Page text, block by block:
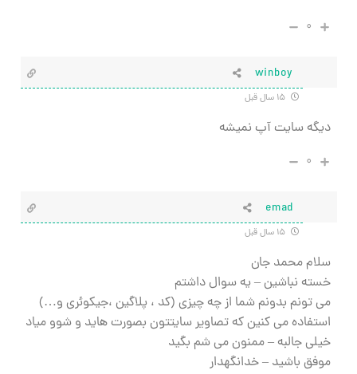
۰
winboy
دیگه سایت آپ نمیشه
۰
emad
سلام محمد جان
خسته نباشین – یه سوال داشتم
می تونم بدونم شما از چه چیزی (کد ، پلاگین ،جیکوئری و…)
استفاده می کنین که تصاویر سایتتون بصورت هاید و شوو میاد
خیلی جالبه – ممنون می شم بگید
موفق باشید – خدانگهدار